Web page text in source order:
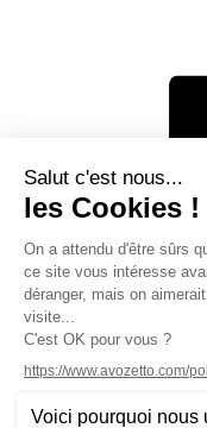
Mentions légales